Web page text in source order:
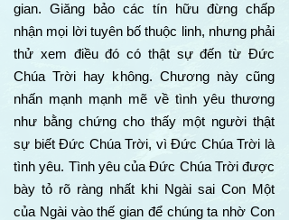
gian. Giăng bảo các tín hữu đừng chấp
nhận mọi lời tuyên bố thuộc linh, nhưng phải
thử xem điều đó có thật sự đến từ Đức
Chúa Trời hay không. Chương này cũng
nhấn mạnh mạnh mẽ về tình yêu thương
như bằng chứng cho thấy một người thật
sự biết Đức Chúa Trời, vì Đức Chúa Trời là
tình yêu. Tình yêu của Đức Chúa Trời được
bày tỏ rõ ràng nhất khi Ngài sai Con Một
của Ngài vào thế gian để chúng ta nhờ Con